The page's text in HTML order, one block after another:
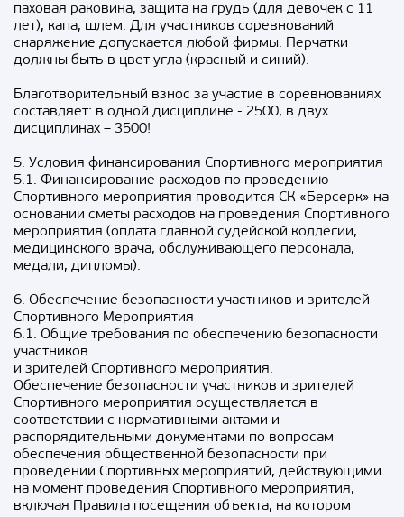
паховая раковина, защита на грудь (для девочек с 11
лет), капа, шлем. Для участников соревнований
снаряжение допускается любой фирмы. Перчатки
должны быть в цвет угла (красный и синий).
Благотворительный взнос за участие в соревнованиях
составляет: в одной дисциплине - 2500, в двух
дисциплинах – 3500!
5. Условия финансирования Спортивного мероприятия
5.1. Финансирование расходов по проведению
Спортивного мероприятия проводится СК «Берсерк» на
основании сметы расходов на проведения Спортивного
мероприятия (оплата главной судейской коллегии,
медицинского врача, обслуживающего персонала,
медали, дипломы).
6. Обеспечение безопасности участников и зрителей
Спортивного Мероприятия
6.1. Общие требования по обеспечению безопасности
участников
и зрителей Спортивного мероприятия.
Обеспечение безопасности участников и зрителей
Спортивного мероприятия осуществляется в
соответствии с нормативными актами и
распорядительными документами по вопросам
обеспечения общественной безопасности при
проведении Спортивных мероприятий, действующими
на момент проведения Спортивного мероприятия,
включая Правила посещения объекта, на котором